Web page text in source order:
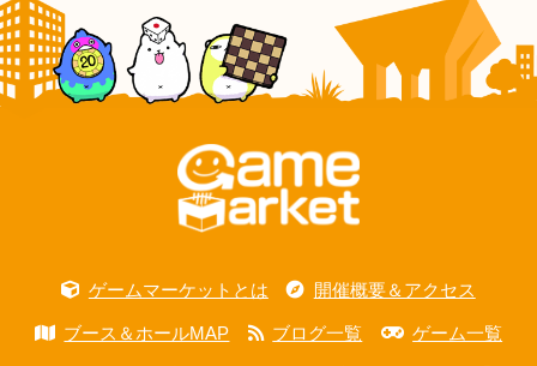
ゲームマーケットとは 開催概要＆アクセス
ブース＆ホールMAP ブログ一覧 ゲーム一覧